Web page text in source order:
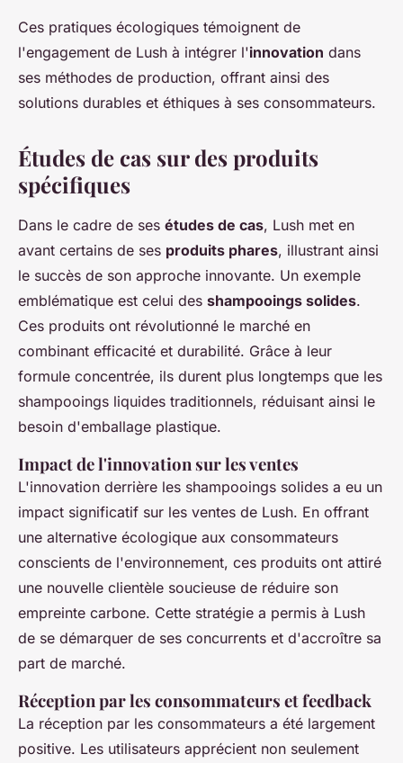
Ces pratiques écologiques témoignent de
l'engagement de Lush à intégrer l'innovation dans
ses méthodes de production, offrant ainsi des
solutions durables et éthiques à ses consommateurs.
Études de cas sur des produits
spécifiques
Dans le cadre de ses études de cas, Lush met en
avant certains de ses produits phares, illustrant ainsi
le succès de son approche innovante. Un exemple
emblématique est celui des shampooings solides.
Ces produits ont révolutionné le marché en
combinant efficacité et durabilité. Grâce à leur
formule concentrée, ils durent plus longtemps que les
shampooings liquides traditionnels, réduisant ainsi le
besoin d'emballage plastique.
Impact de l'innovation sur les ventes
L'innovation derrière les shampooings solides a eu un
impact significatif sur les ventes de Lush. En offrant
une alternative écologique aux consommateurs
conscients de l'environnement, ces produits ont attiré
une nouvelle clientèle soucieuse de réduire son
empreinte carbone. Cette stratégie a permis à Lush
de se démarquer de ses concurrents et d'accroître sa
part de marché.
Réception par les consommateurs et feedback
La réception par les consommateurs a été largement
positive. Les utilisateurs apprécient non seulement